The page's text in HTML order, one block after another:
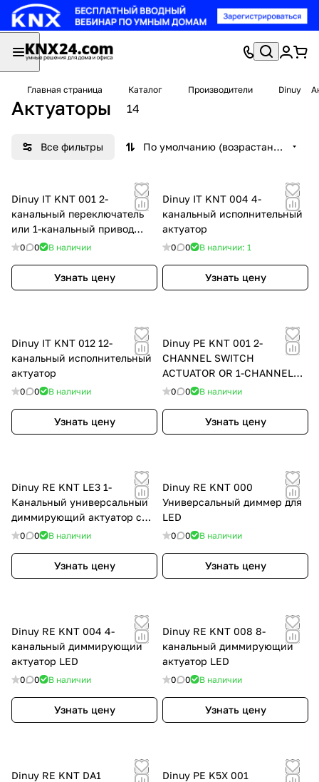
Главная страница Каталог Производители Dinuy
Актуаторы 14
Все фильтры По умолчанию (возрастание)
Dinuy IT KNT 001 2-
канальный переключатель
или 1-канальный привод
жалюзи/затвора
0 0 В наличии
Узнать цену
Dinuy IT KNT 004 4-
канальный исполнительный
актуатор
0 0 В наличии: 1
Узнать цену
Dinuy IT KNT 012 12-
канальный исполнительный
актуатор
0 0 В наличии
Узнать цену
Dinuy PE KNT 001 2-
CHANNEL SWITCH
ACTUATOR OR 1-CHANNEL
BLIND/SHUTTER ACTUATOR
0 0 В наличии
Узнать цену
Dinuy RE KNT LE3 1-
Канальный универсальный
диммирующий актуатор с
4мя аналоговыми/
0 0 В наличии
Узнать цену
Dinuy RE KNT 000
Универсальный диммер для
LED
0 0 В наличии
Узнать цену
Dinuy RE KNT 004 4-
канальный диммирующий
актуатор LED
0 0 В наличии
Узнать цену
Dinuy RE KNT 008 8-
канальный диммирующий
актуатор LED
0 0 В наличии
Узнать цену
Dinuy RE KNT DA1
Dinuy PE K5X 001